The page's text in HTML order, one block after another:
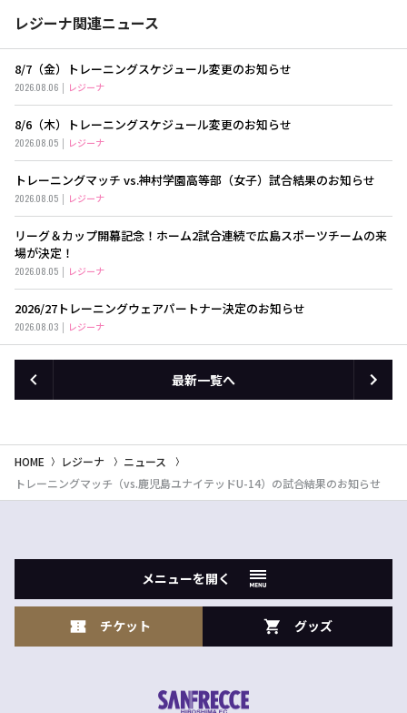
レジーナ関連ニュース
8/7（金）トレーニングスケジュール変更のお知らせ
2026.08.06 レジーナ
8/6（木）トレーニングスケジュール変更のお知らせ
2026.08.05 レジーナ
トレーニングマッチ vs.神村学園高等部（女子）試合結果のお知らせ
2026.08.05 レジーナ
リーグ＆カップ開幕記念！ホーム2試合連続で広島スポーツチームの来
場が決定！
2026.08.05 レジーナ
2026/27トレーニングウェアパートナー決定のお知らせ
2026.08.03 レジーナ
最新一覧へ
HOME レジーナ
ニュース
トレーニングマッチ（vs.鹿児島ユナイテッドU-14）の試合結果のお知らせ
メニューを開く
チケット グッズ